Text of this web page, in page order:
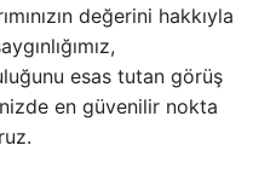
değerini hakkıyla
esas tutan görüş
en güvenilir nokta